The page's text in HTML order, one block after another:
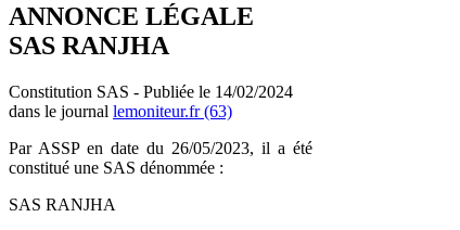
ANNONCE LÉGALE
SAS RANJHA
Constitution SAS - Publiée le 14/02/2024
dans le journal lemoniteur.fr (63)
Par ASSP en date du 26/05/2023, il a été
constitué une SAS dénommée :
SAS RANJHA